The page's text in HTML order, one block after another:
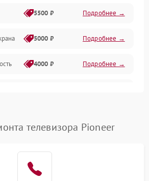
5500 ₽ Подробнее →
5000 ₽ Подробнее →
4000 ₽ Подробнее →
телевизора Pioneer